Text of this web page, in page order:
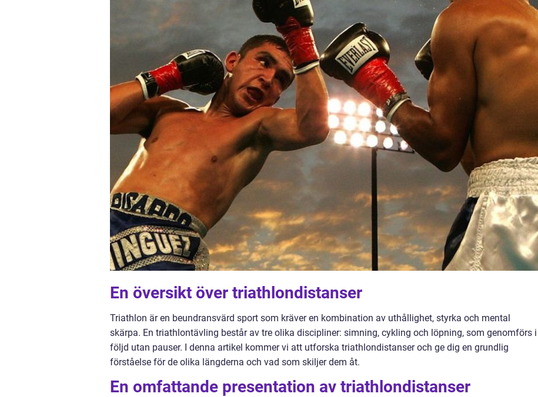
En översikt över triathlondistanser
Triathlon är en beundransvärd sport som kräver en kombination av uthållighet, styrka och mental
skärpa. En triathlontävling består av tre olika discipliner: simning, cykling och löpning, som genomförs i
följd utan pauser. I denna artikel kommer vi att utforska triathlondistanser och ge dig en grundlig
förståelse för de olika längderna och vad som skiljer dem åt.
En omfattande presentation av triathlondistanser